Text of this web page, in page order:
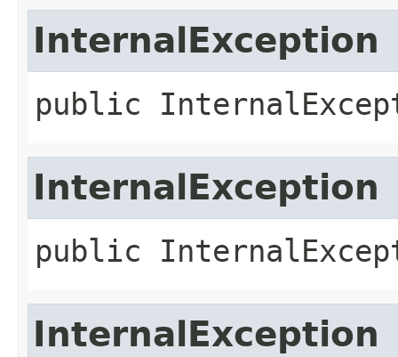
InternalException
public
InternalException
public
InternalException